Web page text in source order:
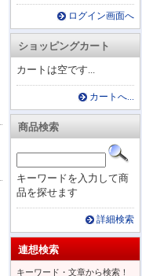
ログイン画面へ
ショッピングカート
カートは空です...
カートへ...
商品検索
キーワードを入力して商
品を探せます
詳細検索
連想検索
キーワード・文章から検索！